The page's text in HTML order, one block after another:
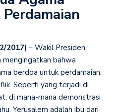
2017) – Wakil Presiden
mengingatkan bahwa
berdoa untuk perdamaian,
Seperti yang terjadi di
di mana-mana demonstrasi
Yerusalem adalah ibu dari